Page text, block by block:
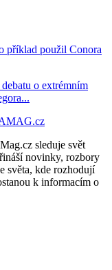
příklad použil Conora
o extrémním
sleduje svět
novinky, rozbory
světa, kde rozhodují
k informacím o